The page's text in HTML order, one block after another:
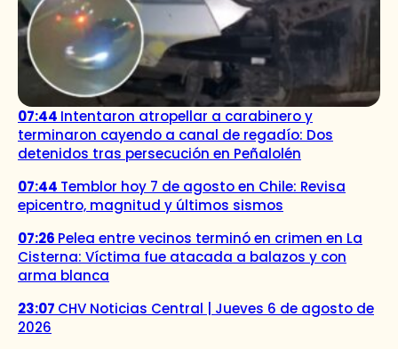
07:44 Intentaron atropellar a carabinero y
terminaron cayendo a canal de regadío: Dos
detenidos tras persecución en Peñalolén
07:44 Temblor hoy 7 de agosto en Chile: Revisa
epicentro, magnitud y últimos sismos
07:26 Pelea entre vecinos terminó en crimen en La
Cisterna: Víctima fue atacada a balazos y con
arma blanca
23:07 CHV Noticias Central | Jueves 6 de agosto de
2026